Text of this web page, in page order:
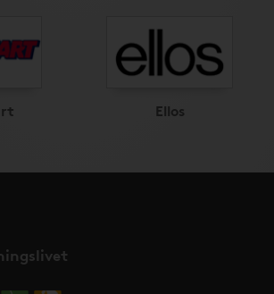
Ellos